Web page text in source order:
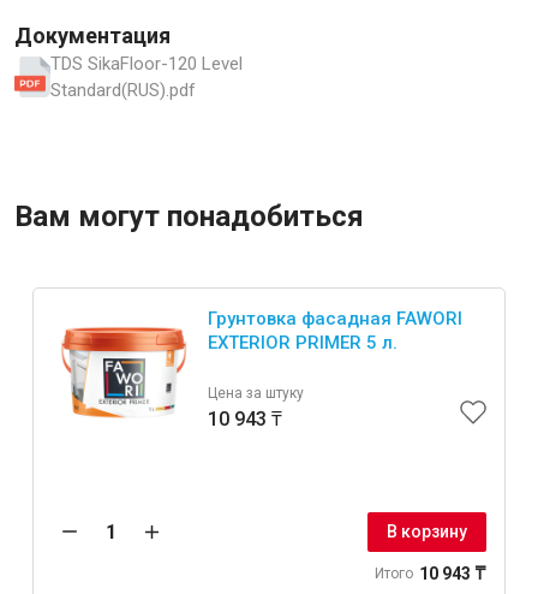
Документация
TDS SikaFloor-120 Level
Standard(RUS).pdf
Вам могут понадобиться
Грунтовка фасадная FAWORI
EXTERIOR PRIMER 5 л.
Цена за штуку
10 943 ₸
В корзину
Итого 10 943 ₸